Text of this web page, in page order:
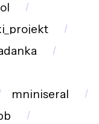
mniniseral